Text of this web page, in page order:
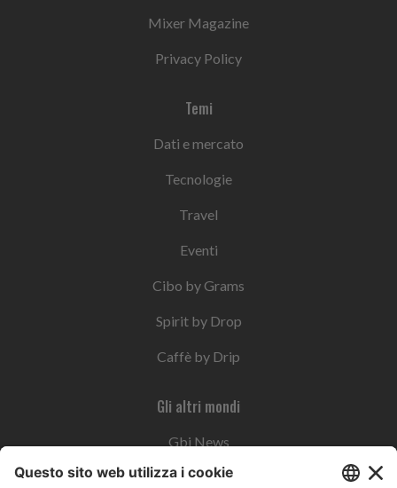
Mixer Magazine
Privacy Policy
Temi
Dati e mercato
Tecnologie
Travel
Eventi
Cibo by Grams
Spirit by Drop
Caffè by Drip
Gli altri mondi
Gbi News
Instoremag